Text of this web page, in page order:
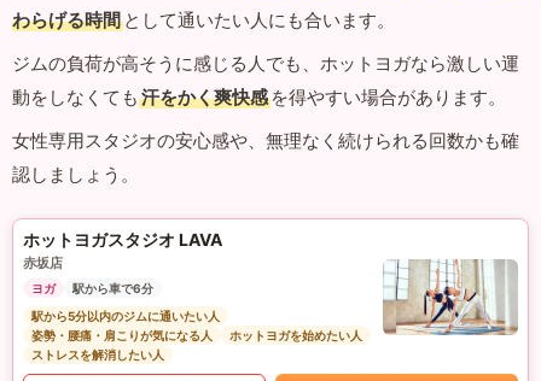
わらげる時間 として通いたい人にも合います。
ジムの負荷が高そうに感じる人でも、ホットヨガなら激しい運
動をしなくても 汗をかく爽快感 を得やすい場合があります。
女性専用スタジオの安心感や、無理なく続けられる回数かも確
認しましょう。
ホットヨガスタジオ LAVA
赤坂店
ヨガ
駅から車で6分
駅から5分以内のジムに通いたい人
姿勢・腰痛・肩こりが気になる人
ホットヨガを始めたい人
ストレスを解消したい人